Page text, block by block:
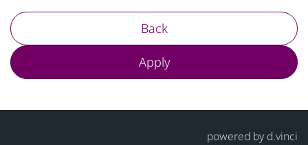
Back
Apply
powered byd.vinci